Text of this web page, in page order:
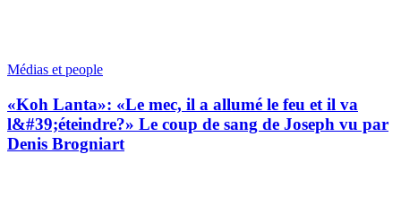
Médias et people
«Koh Lanta»: «Le mec, il a allumé le feu et il va
l&#39;éteindre?» Le coup de sang de Joseph vu par
Denis Brogniart